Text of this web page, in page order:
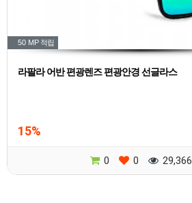
50 MP 적립
라팔라 어반 편광렌즈 편광안경 선글라스
15%
0 0 29,366